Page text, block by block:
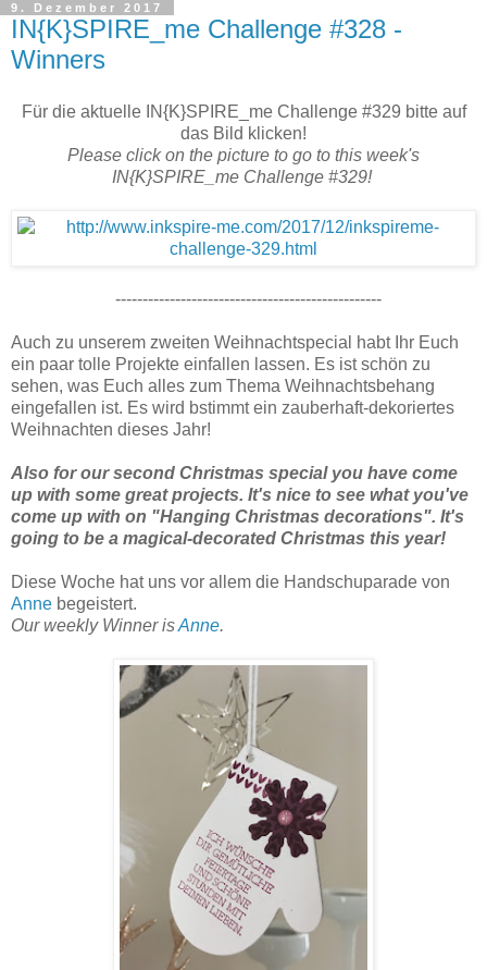
9. Dezember 2017
IN{K}SPIRE_me Challenge #328 -
Winners
Für die aktuelle IN{K}SPIRE_me Challenge #329 bitte auf
das Bild klicken!
Please click on the picture to go to this week's
IN{K}SPIRE_me Challenge #329!
-------------------------------------------------
Auch zu unserem zweiten Weihnachtspecial habt Ihr Euch
ein paar tolle Projekte einfallen lassen. Es ist schön zu
sehen, was Euch alles zum Thema Weihnachtsbehang
eingefallen ist. Es wird bstimmt ein zauberhaft-dekoriertes
Weihnachten dieses Jahr!
Also for our second Christmas special you have come
up with some great projects. It's nice to see what you've
come up with on "Hanging Christmas decorations". It's
going to be a magical-decorated Christmas this year!
Diese Woche hat uns vor allem die Handschuparade von
Anne begeistert.
Our weekly Winner isAnne.